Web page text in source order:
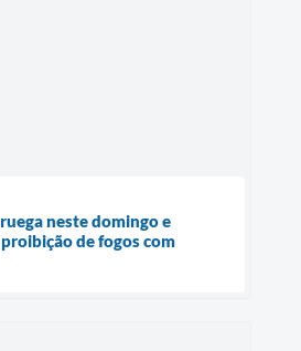
neste domingo e
de fogos com